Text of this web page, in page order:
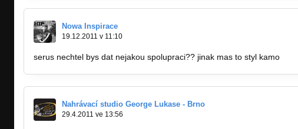
Nowa Inspirace
19.12.2011 v 11:10
serus nechtel bys dat nejakou spolupraci?? jinak mas to styl kamo
Nahrávací studio George Lukase - Brno
29.4.2011 ve 13:56